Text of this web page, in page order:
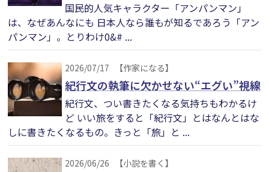
国民的人気キャラクター「アンパンマン」
は、なぜあんなにも 日本人なら誰もが知るであろう「アン
パンマン」。とりわけ0&# ...
2026/07/17 【作家になる】
紀行文の執筆に欠かせない“エグい”視線
紀行文、つい書きたくなる気持ちもわかるけ
ど いい旅をすると「紀行文」とはなんとはな
しに書きたくなるもの。きっと「旅」と ...
2026/06/26 【小説を書く】